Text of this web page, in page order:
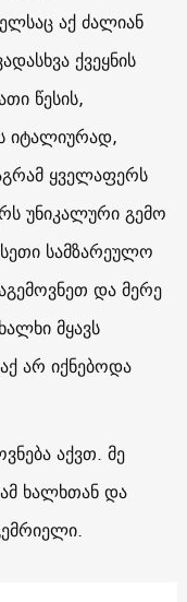
აქ ძალიან
ქვეყნის
წესის,
იტალიურად,
ყველაფერს
უნიკალური გემო
სამზარეულო
და მერე
მყავს
არ იქნებოდა
აქვთ. მე
ხალხთან და